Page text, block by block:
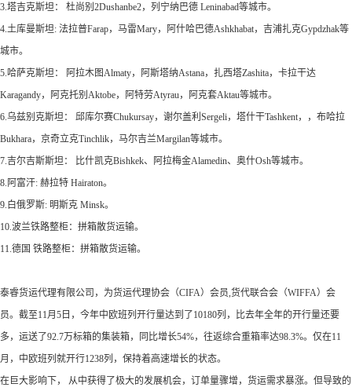
3.塔吉克斯坦： 杜尚别2Dushanbe2，列宁纳巴德 Leninabad等城市。
4.土库曼斯坦: 法拉普Farap，马雷Mary，阿什哈巴德Ashkhabat，吉浦扎克Gypdzhak等
城市。
5.哈萨克斯坦： 阿拉木图Almaty，阿斯塔纳Astana，扎西塔Zashita，卡拉干达
Karagandy，阿克托别Aktobe，阿特劳Atyrau，阿克套Aktau等城市。
6.乌兹别克斯坦： 邱库尔赛Chukursay，谢尔盖利Sergeli，塔什干Tashkent，，布哈拉
Bukhara，京奇立克Tinchlik，马尔吉兰Margilan等城市。
7.吉尔吉斯斯坦： 比什凯克Bishkek、阿拉梅金Alamedin、奥什Osh等城市。
8.阿富汗: 赫拉特 Hairaton。
9.白俄罗斯: 明斯克 Minsk。
10.波兰铁路整柜：拼箱散货运输。
11.德国 铁路整柜：拼箱散货运输。
泰睿货运代理有限公司，为货运代理协会（CIFA）会员,货代联合会（WIFFA）会
员。截至11月5日，今年中欧班列开行量达到了10180列，比去年全年的开行量还要
多，运送了92.7万标箱的集装箱，同比增长54%，往返综合重箱率达98.3%。仅在11
月，中欧班列就开行1238列，保持着高速增长的状态。
在巨大影响下， 从中获得了极大的发展机会，订单量骤增，货运需求暴涨。但导致的